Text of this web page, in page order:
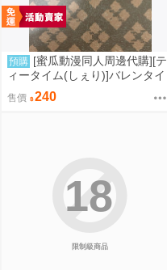
預購 [蜜瓜動漫同人周邊代購][テ
ィータイム(しぇり)]バレンタイ
ンデーキッス(2.5次元的誘惑)(同
人誌)
售價 240
限制級商品
18